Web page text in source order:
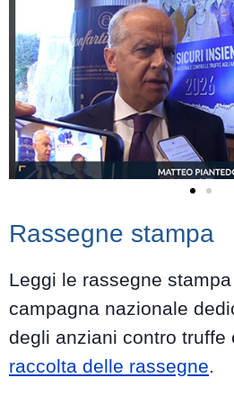
Rassegne stampa
Leggi le rassegne
campagna nazionale
degli anziani contro truffe
raccolta delle rassegne.